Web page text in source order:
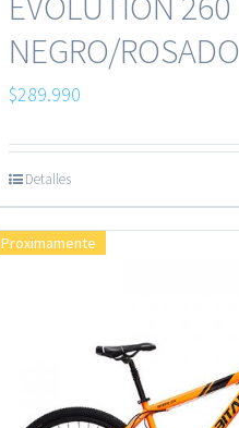
NEGRO/ROSADO
$289.990
Detalles
Proximamente